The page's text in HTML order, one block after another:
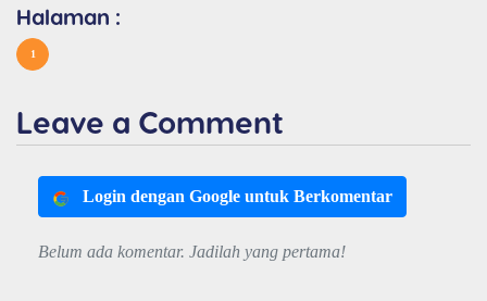
Halaman :
1
Leave a Comment
Login dengan Google untuk Berkomentar
Belum ada komentar. Jadilah yang pertama!